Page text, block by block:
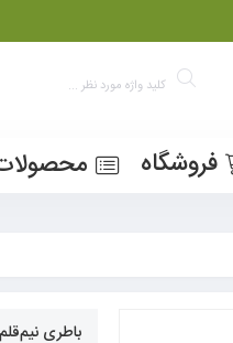
فروشگاه
باطری